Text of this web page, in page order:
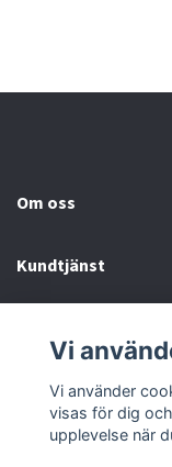
Om oss
Kundtjänst
Sociala medier
Vi
Vi använder
visas för dig
upplevelse när